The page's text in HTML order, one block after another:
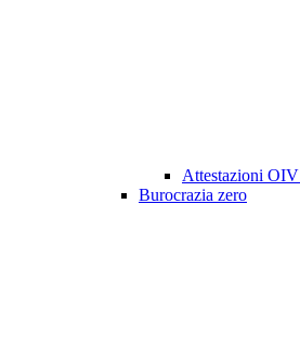
Attestazioni OIV
Burocrazia zero